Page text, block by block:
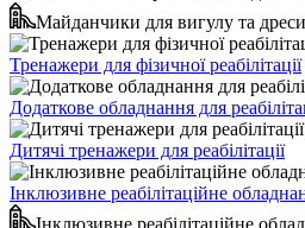
Майданчики для вигулу та
Тренажери для фізичної реабілітації
Додаткове обладнання для
Дитячі тренажери для реабілітації
Інклюзивне реабілітаційне
Інклюзивне реабілітаційне